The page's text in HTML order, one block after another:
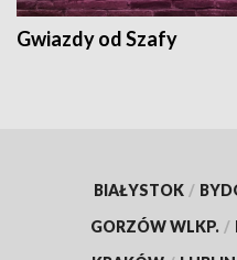
Gwiazdy od Szafy
BIAŁYSTOK /
GORZÓW WLKP. /